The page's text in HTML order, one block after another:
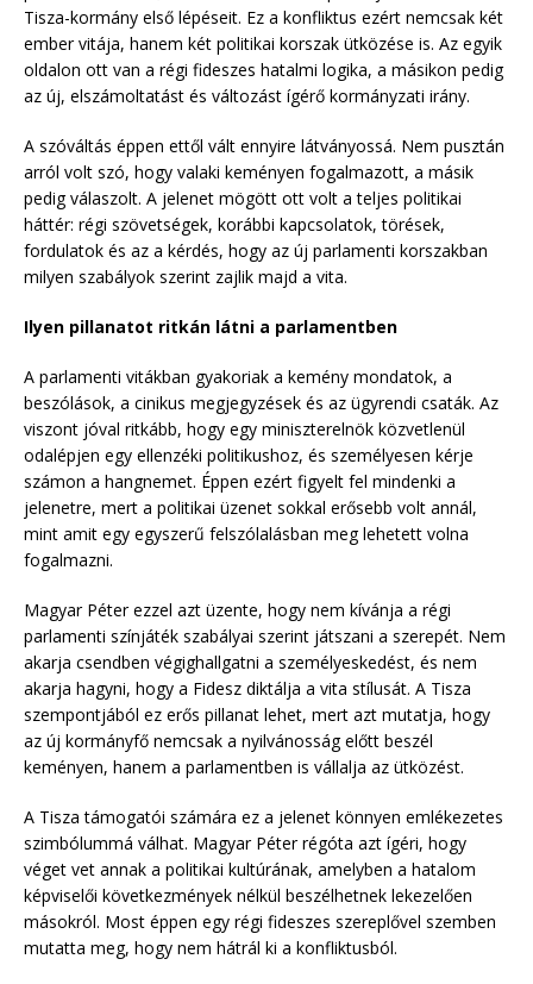
Tisza-kormány első lépéseit. Ez a konfliktus ezért nemcsak két
ember vitája, hanem két politikai korszak ütközése is. Az egyik
oldalon ott van a régi fideszes hatalmi logika, a másikon pedig
az új, elszámoltatást és változást ígérő kormányzati irány.
A szóváltás éppen ettől vált ennyire látványossá. Nem pusztán
arról volt szó, hogy valaki keményen fogalmazott, a másik
pedig válaszolt. A jelenet mögött ott volt a teljes politikai
háttér: régi szövetségek, korábbi kapcsolatok, törések,
fordulatok és az a kérdés, hogy az új parlamenti korszakban
milyen szabályok szerint zajlik majd a vita.
Ilyen pillanatot ritkán látni a parlamentben
A parlamenti vitákban gyakoriak a kemény mondatok, a
beszólások, a cinikus megjegyzések és az ügyrendi csaták. Az
viszont jóval ritkább, hogy egy miniszterelnök közvetlenül
odalépjen egy ellenzéki politikushoz, és személyesen kérje
számon a hangnemet. Éppen ezért figyelt fel mindenki a
jelenetre, mert a politikai üzenet sokkal erősebb volt annál,
mint amit egy egyszerű felszólalásban meg lehetett volna
fogalmazni.
Magyar Péter ezzel azt üzente, hogy nem kívánja a régi
parlamenti színjáték szabályai szerint játszani a szerepét. Nem
akarja csendben végighallgatni a személyeskedést, és nem
akarja hagyni, hogy a Fidesz diktálja a vita stílusát. A Tisza
szempontjából ez erős pillanat lehet, mert azt mutatja, hogy
az új kormányfő nemcsak a nyilvánosság előtt beszél
keményen, hanem a parlamentben is vállalja az ütközést.
A Tisza támogatói számára ez a jelenet könnyen emlékezetes
szimbólummá válhat. Magyar Péter régóta azt ígéri, hogy
véget vet annak a politikai kultúrának, amelyben a hatalom
képviselői következmények nélkül beszélhetnek lekezelően
másokról. Most éppen egy régi fideszes szereplővel szemben
mutatta meg, hogy nem hátrál ki a konfliktusból.